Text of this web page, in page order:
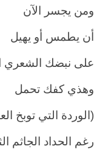
ومن يجسر الآن
أن يطمس أو يهيل
على نبضك الشعري
وهذي كفك تحمل
(الوردة التي توبخ
رغم الحداد الجاثم